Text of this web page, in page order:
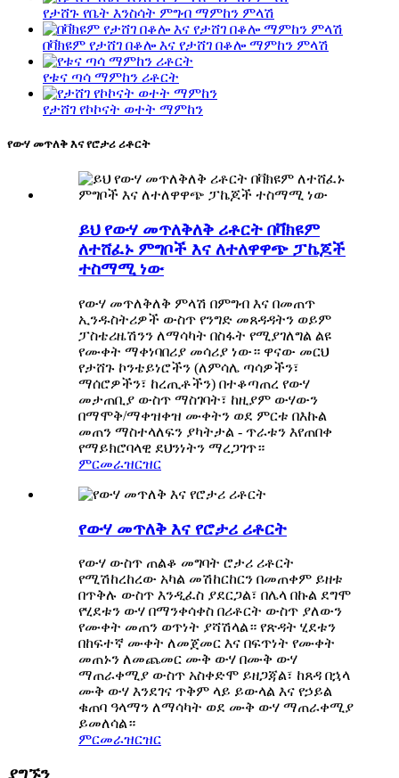
የታሸጉ የቤት እንስሳት ምግብ ማምከን ምላሽ
በቫክዩም የታሸገ በቆሎ እና የታሸገ በቆሎ ማምከን ምላሽ
የቱና ጣሳ ማምከን ሪቶርት
የታሸገ የኮኮናት ወተት ማምከን
የውሃ መጥለቅ እና የሮታሪ ሪቶርት
ይህ የውሃ መጥለቅለቅ ሪቶርት በቫክዩም
ለተሸፈኑ ምግቦች እና ለተለዋዋጭ ፓኬጆች
ተስማሚ ነው
የውሃ መጥለቅለቅ ምላሽ በምግብ እና በመጠጥ
ኢንዱስትሪዎች ውስጥ የንግድ መጸዳዳትን ወይም
ፓስቴሪዜሽንን ለማሳካት በስፋት የሚያገለግል ልዩ
የሙቀት ማቀነባበሪያ መሳሪያ ነው። ዋናው መርህ
የታሸጉ ኮንቴይነሮችን (ለምሳሌ ጣሳዎችን፣
ማሰሮዎችን፣ ከረጢቶችን) በተቆጣጠረ የውሃ
መታጠቢያ ውስጥ ማስገባት፣ ከዚያም ውሃውን
በማሞቅ/ማቀዝቀዝ ሙቀትን ወደ ምርቱ በእኩል
መጠን ማስተላለፍን ያካትታል - ጥራቱን እየጠበቀ
የማይክሮባላዊ ደህንነትን ማረጋገጥ።
ምርመራዝርዝር
የውሃ መጥለቅ እና የሮታሪ ሪቶርት
የውሃ ውስጥ ጠልቆ መግባት ሮታሪ ሪቶርት
የሚሽከረከረው አካል መሽከርከርን በመጠቀም ይዘቱ
በጥቅሉ ውስጥ እንዲፈስ ያደርጋል፣ በሌላ በኩል ደግሞ
የሂደቱን ውሃ በማንቀሳቀስ በሪቶርት ውስጥ ያለውን
የሙቀት መጠን ወጥነት ያሻሽላል። የጽዳት ሂደቱን
በከፍተኛ ሙቀት ለመጀመር እና በፍጥነት የሙቀት
መጠኑን ለመጨመር ሙቅ ውሃ በሙቅ ውሃ
ማጠራቀሚያ ውስጥ አስቀድሞ ይዘጋጃል፣ ከጸዳ በኋላ
ሙቅ ውሃ እንደገና ጥቅም ላይ ይውላል እና የኃይል
ቁጠባ ዓላማን ለማሳካት ወደ ሙቅ ውሃ ማጠራቀሚያ
ይመለሳል።
ምርመራዝርዝር
ያግኙን